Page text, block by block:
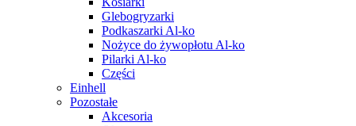
Glebogryzarki
Podkaszarki Al-ko
Nożyce do żywopłotu Al-ko
Pilarki Al-ko
Części
Einhell
Pozostałe
Akcesoria